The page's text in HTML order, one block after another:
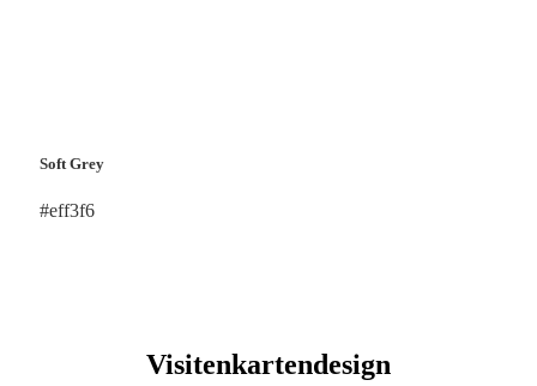
Soft Grey
#eff3f6
Visitenkartendesign